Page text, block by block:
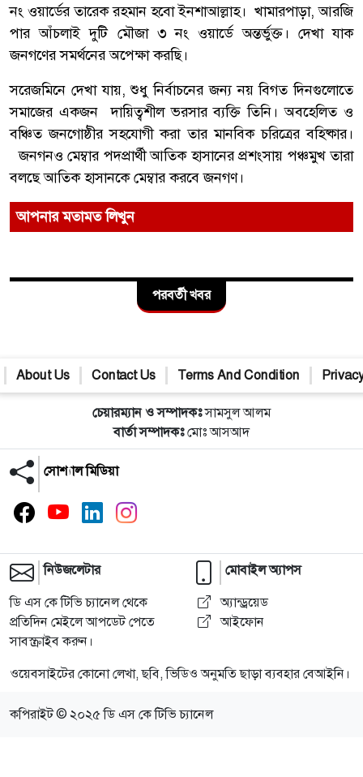
নং ওয়ার্ডের তারেক রহমান হবো ইনশাআল্লাহ। খামারপাড়া, আরজি
পার আঁচলাই দুটি মৌজা ৩ নং ওয়ার্ডে অন্তর্ভুক্ত। দেখা যাক
জনগণের সমর্থনের অপেক্ষা করছি।
সরেজমিনে দেখা যায়, শুধু নির্বাচনের জন্য নয় বিগত দিনগুলোতে
সমাজের একজন দায়িত্বশীল ভরসার ব্যক্তি তিনি। অবহেলিত ও
বঞ্চিত জনগোষ্ঠীর সহযোগী করা তার মানবিক চরিত্রের বহিষ্কার।
জনগনও মেম্বার পদপ্রার্থী আতিক হাসানের প্রশংসায় পঞ্চমুখ তারা
বলছে আতিক হাসানকে মেম্বার করবে জনগণ।
আপনার মতামত লিখুন
পরবর্তী খবর
About Us Contact Us Terms And Condition
চেয়ারম্যান ও সম্পাদকঃসামসুল আলম
বার্তা সম্পাদকঃমোঃ আসআদ
সোশ্যাল মিডিয়া
নিউজলেটার
ডি এস কে টিভি চ্যানেল থেকে
প্রতিদিন মেইলে আপডেট পেতে
সাবস্ক্রাইব করুন।
মোবাইল অ্যাপস
অ্যান্ড্রয়েড
আইফোন
ওয়েবসাইটের কোনো লেখা, ছবি, ভিডিও অনুমতি ছাড়া ব্যবহার বেআইনি।
কপিরাইট © ২০২৫ ডি এস কে টিভি চ্যানেল